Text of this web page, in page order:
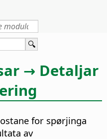
→ Detaljar
for spørjinga
av